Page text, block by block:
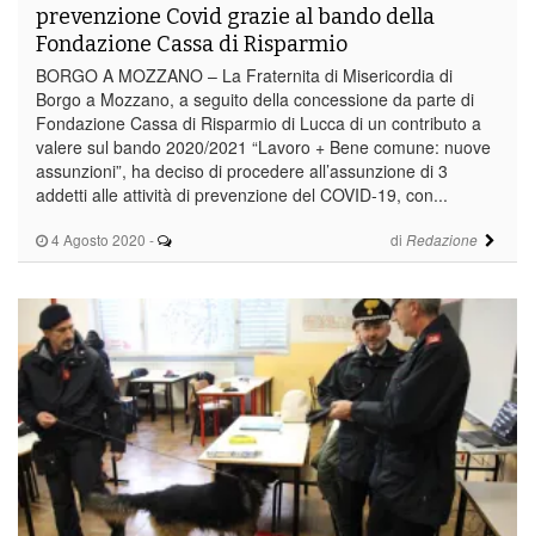
4 Agosto 2020 - di Redazione
prevenzione Covid grazie al bando della
Fondazione Cassa di Risparmio
BORGO A MOZZANO – La Fraternita di Misericordia di
Borgo a Mozzano, a seguito della concessione da parte di
Fondazione Cassa di Risparmio di Lucca di un contributo a
valere sul bando 2020/2021 “Lavoro + Bene comune: nuove
assunzioni”, ha deciso di procedere all’assunzione di 3
addetti alle attività di prevenzione del COVID-19, con...